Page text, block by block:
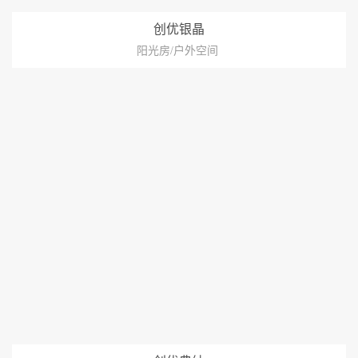
创优银晶
阳光房/户外空间